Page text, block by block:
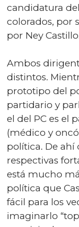
candidatura
colorados, por
por Ney
Ambos
distintos.
prototipo del
partidario y
el del PC es el
(médico y
política. De ahí
respectivas
está mucho
política que
fácil para los
imaginarlo